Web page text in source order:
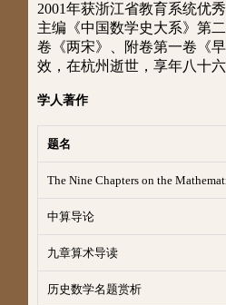
2001年获浙江省教育系统优
主编《中国数学史大系》第
卷《两宋》、附卷第一卷《
效，在杭州逝世，享年八十
学人著作
题名
中算导论
九章算术导读
历史数学名题赏析